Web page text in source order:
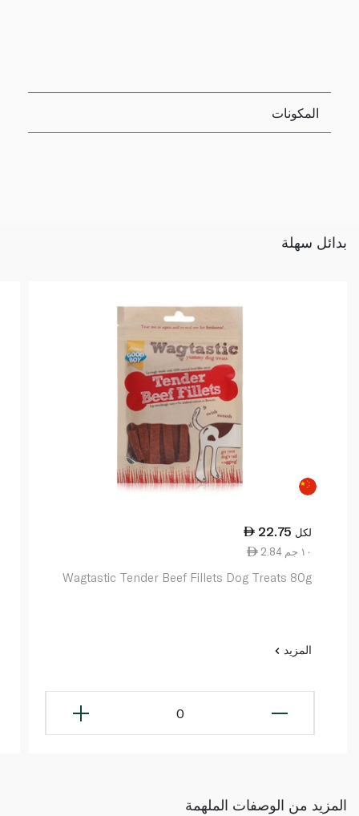
المكونات
بدائل سهلة
22.75 لكل
2.84 ١٠ جم
Wagtastic Tender Beef Fillets Dog Treats 80g
المزيد
0
المزيد من الوصفات الملهمة